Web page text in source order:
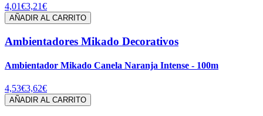
4,01€3,21€
AÑADIR AL CARRITO
Ambientadores Mikado Decorativos
Ambientador Mikado Canela Naranja Intense - 100m
4,53€3,62€
AÑADIR AL CARRITO